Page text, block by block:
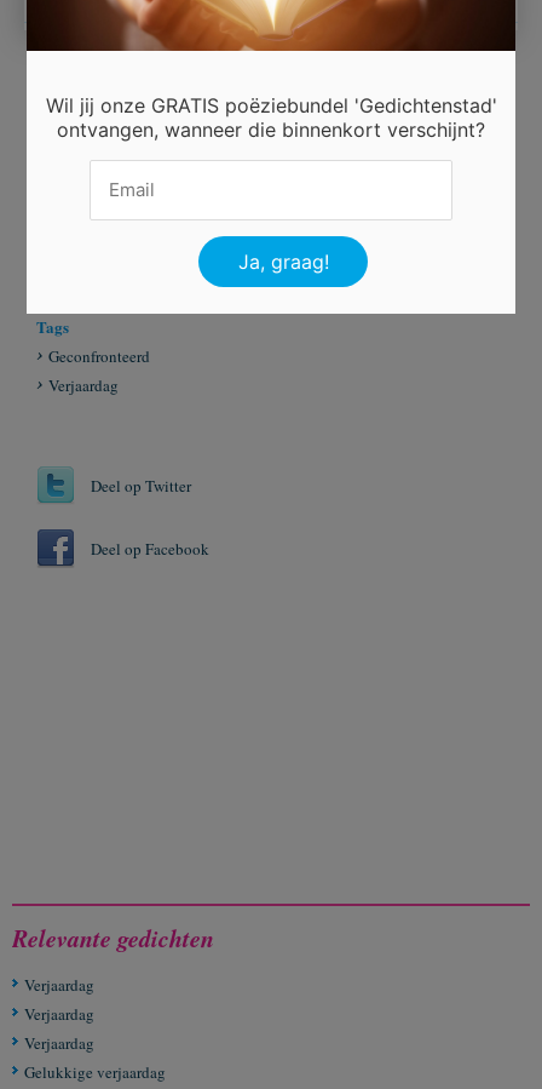
Ingezonden door
Dakoyria
Beoordeel dit gedicht
Tags
Geconfronteerd
Verjaardag
Deel op Twitter
Deel op Facebook
Relevante gedichten
Verjaardag
Verjaardag
Verjaardag
Gelukkige verjaardag
Wil jij onze GRATIS poëziebundel 'Gedichtenstad'
ontvangen, wanneer die binnenkort verschijnt?